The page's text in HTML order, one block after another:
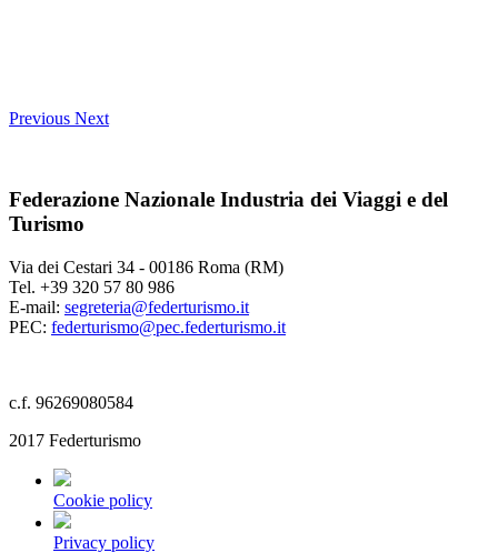
Previous Next
Federazione Nazionale Industria dei Viaggi e del
Turismo
Via dei Cestari 34 - 00186 Roma (RM)
Tel. +39 320 57 80 986
E-mail: segreteria@federturismo.it
PEC: federturismo@pec.federturismo.it
c.f. 96269080584
2017 Federturismo
Cookie policy
Privacy policy